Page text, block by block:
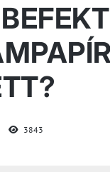
3843